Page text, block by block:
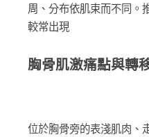
周、分布依肌束而不同。
較常出現
胸骨肌激痛點與轉
位於胸骨旁的表淺肌肉、